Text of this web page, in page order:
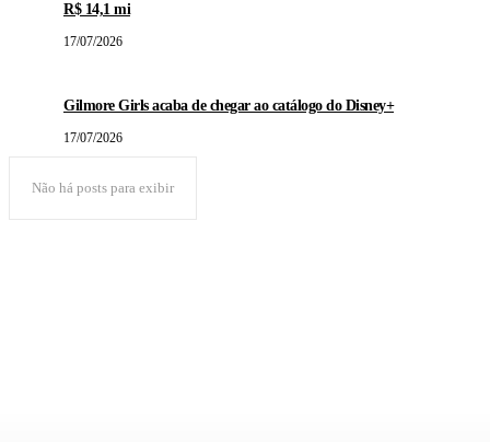
R$ 14,1 mi
17/07/2026
Gilmore Girls acaba de chegar ao catálogo do Disney+
17/07/2026
Não há posts para exibir